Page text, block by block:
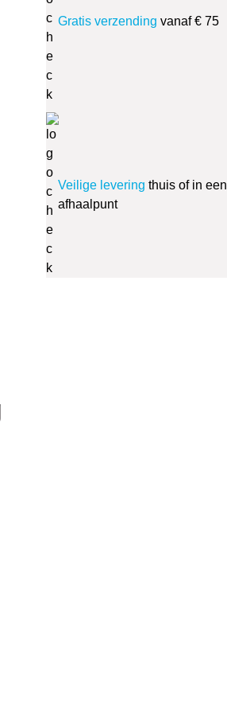
Gratis verzending vanaf € 75
Veilige levering thuis of in een
afhaalpunt